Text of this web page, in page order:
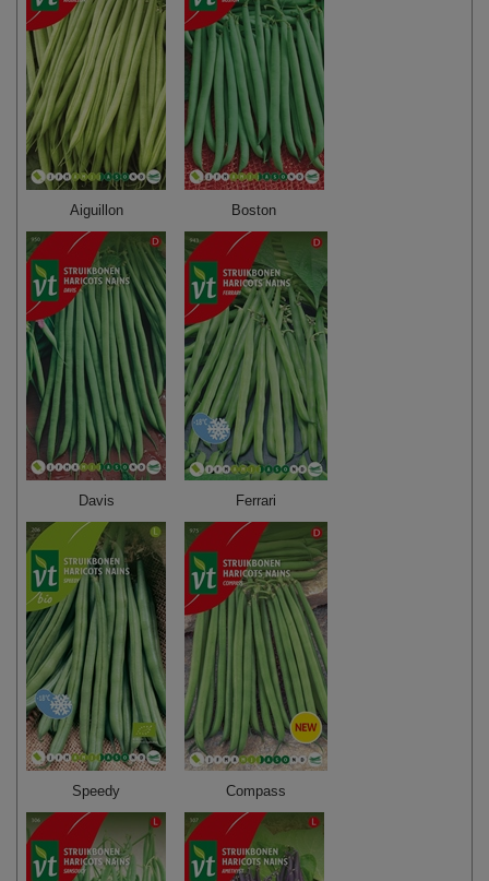
Aiguillon Boston
Davis Ferrari
Speedy Compass